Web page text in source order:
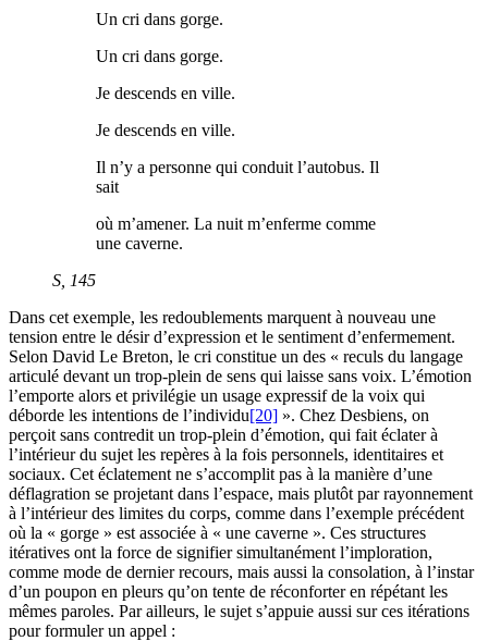
Un cri dans gorge.
Un cri dans gorge.
Je descends en ville.
Je descends en ville.
Il n’y a personne qui conduit l’autobus. Il
sait
où m’amener. La nuit m’enferme comme
une caverne.
S , 145
Dans cet exemple, les redoublements marquent à nouveau une
tension entre le désir d’expression et le sentiment d’enfermement.
Selon David Le Breton, le cri constitue un des « reculs du langage
articulé devant un trop-plein de sens qui laisse sans voix. L’émotion
l’emporte alors et privilégie un usage expressif de la voix qui
déborde les intentions de l’individu[20] ». Chez Desbiens, on
perçoit sans contredit un trop-plein d’émotion, qui fait éclater à
l’intérieur du sujet les repères à la fois personnels, identitaires et
sociaux. Cet éclatement ne s’accomplit pas à la manière d’une
déflagration se projetant dans l’espace, mais plutôt par rayonnement
à l’intérieur des limites du corps, comme dans l’exemple précédent
où la « gorge » est associée à « une caverne ». Ces structures
itératives ont la force de signifier simultanément l’imploration,
comme mode de dernier recours, mais aussi la consolation, à l’instar
d’un poupon en pleurs qu’on tente de réconforter en répétant les
mêmes paroles. Par ailleurs, le sujet s’appuie aussi sur ces itérations
pour formuler un appel :